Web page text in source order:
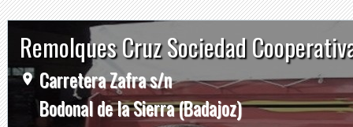
Remolques Cruz Sociedad
Carretera Zafra s/n
Bodonal de la Sierra (Badajoz)